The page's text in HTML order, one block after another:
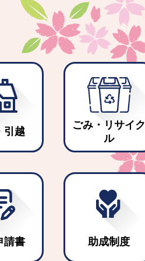
引越
ごみ・リサイク
ル
請書 助成制度